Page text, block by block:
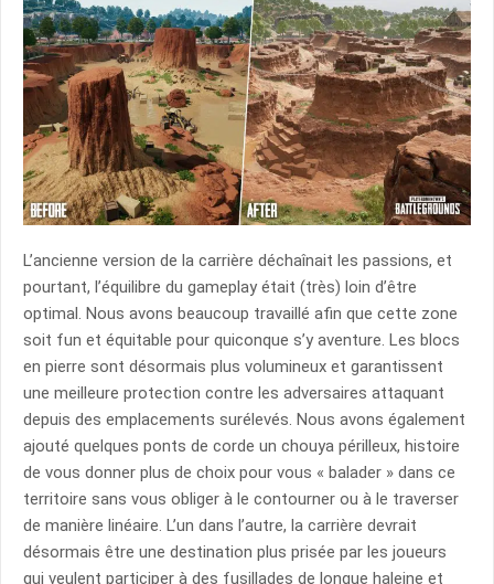
L’ancienne version de la carrière déchaînait les passions, et
pourtant, l’équilibre du gameplay était (très) loin d’être
optimal. Nous avons beaucoup travaillé afin que cette zone
soit fun et équitable pour quiconque s’y aventure. Les blocs
en pierre sont désormais plus volumineux et garantissent
une meilleure protection contre les adversaires attaquant
depuis des emplacements surélevés. Nous avons également
ajouté quelques ponts de corde un chouya périlleux, histoire
de vous donner plus de choix pour vous « balader » dans ce
territoire sans vous obliger à le contourner ou à le traverser
de manière linéaire. L’un dans l’autre, la carrière devrait
désormais être une destination plus prisée par les joueurs
qui veulent participer à des fusillades de longue haleine et